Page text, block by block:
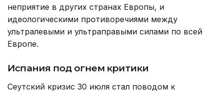
неприятие в других странах Европы, и
идеологическими противоречиями между
ультралевыми и ультраправыми силами по всей
Европе.
Испания под огнем критики
Сеутский кризис 30 июля стал поводом к